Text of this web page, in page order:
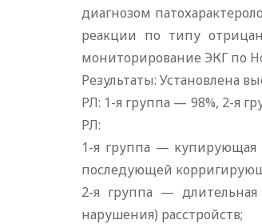
диагнозом
реакции по типу
мониторирование ЭКГ по
Результаты: Установлена
РЛ: 1-я группа — 98%, 2-я
РЛ:
1-я группа — купирующая
последующей
2-я группа — длительная
нарушения) расстройств;